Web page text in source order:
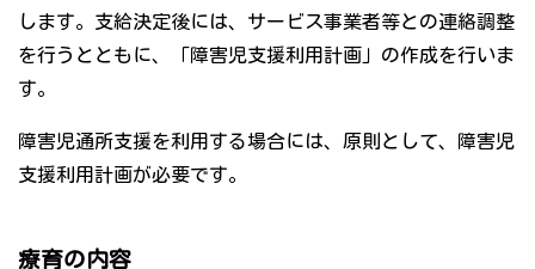
します。支給決定後には、サービス事業者等との連絡調整
を行うとともに、「障害児支援利用計画」の作成を行いま
す。
障害児通所支援を利用する場合には、原則として、障害児
支援利用計画が必要です。
療育の内容